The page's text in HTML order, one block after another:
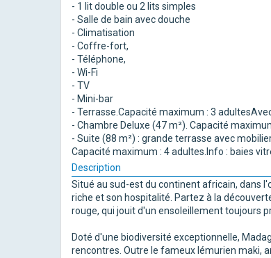
- 1 lit double ou 2 lits simples
- Salle de bain avec douche
- Climatisation
- Coffre-fort,
- Téléphone,
- Wi-Fi
- TV
- Mini-bar
- Terrasse.Capacité maximum : 3
- Chambre Deluxe (47 m²). Capacité
- Suite (88 m²) : grande terrasse avec
Capacité maximum : 4 adultes.Info : baies
Description
Situé au sud-est du continent africain, dans
riche et son hospitalité. Partez à la
rouge, qui jouit d'un ensoleillement toujours
Doté d'une biodiversité exceptionnelle,
rencontres. Outre le fameux lémurien maki,